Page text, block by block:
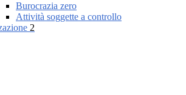
Burocrazia zero
Attività soggette a controllo
2